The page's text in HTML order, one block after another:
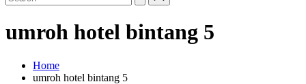
umroh hotel bintang 5
Home
umroh hotel bintang 5